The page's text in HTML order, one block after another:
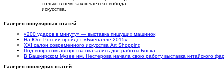
только в нем заключается свобода
искусства.
Галерея популярных статей
«200 ударов в минуту» — выставка пишущих машинок
На Юге России пройдет «Биеналле-2015»
XXI салон современного искусства Art Shopping
Под вопросом авторства оказались две работы Босха
В Башкирском Музее им. Нестерова начала свою работу выставка китайского
Галерея последних статей